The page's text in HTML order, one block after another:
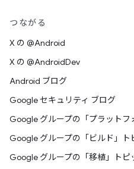
つながる
X の @Android
X の @AndroidDev
Android ブログ
Google セキュリティ ブログ
Google グループの「プラットフ
Google グループの「ビルド」ト
Google グループの「移植」トピ